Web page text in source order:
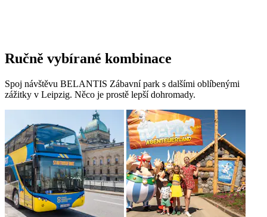
Ručně vybírané kombinace
Spoj návštěvu BELANTIS Zábavní park s dalšími oblíbenými
zážitky v Leipzig. Něco je prostě lepší dohromady.